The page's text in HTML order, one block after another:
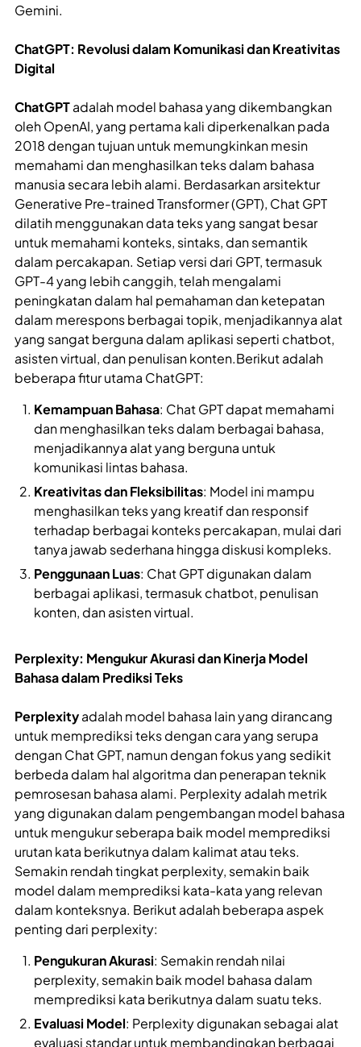
Gemini.
ChatGPT: Revolusi dalam Komunikasi dan Kreativitas
Digital
ChatGPTadalah model bahasa yang dikembangkan
oleh OpenAI, yang pertama kali diperkenalkan pada
2018 dengan tujuan untuk memungkinkan mesin
memahami dan menghasilkan teks dalam bahasa
manusia secara lebih alami. Berdasarkan arsitektur
Generative Pre-trained Transformer (GPT), Chat GPT
dilatih menggunakan data teks yang sangat besar
untuk memahami konteks, sintaks, dan semantik
dalam percakapan. Setiap versi dari GPT, termasuk
GPT-4 yang lebih canggih, telah mengalami
peningkatan dalam hal pemahaman dan ketepatan
dalam merespons berbagai topik, menjadikannya alat
yang sangat berguna dalam aplikasi seperti chatbot,
asisten virtual, dan penulisan konten.Berikut adalah
beberapa fitur utama ChatGPT:
Kemampuan Bahasa: Chat GPT dapat memahami
dan menghasilkan teks dalam berbagai bahasa,
menjadikannya alat yang berguna untuk
komunikasi lintas bahasa.
Kreativitas dan Fleksibilitas: Model ini mampu
menghasilkan teks yang kreatif dan responsif
terhadap berbagai konteks percakapan, mulai dari
tanya jawab sederhana hingga diskusi kompleks.
Penggunaan Luas: Chat GPT digunakan dalam
berbagai aplikasi, termasuk chatbot, penulisan
konten, dan asisten virtual.
Perplexity: Mengukur Akurasi dan Kinerja Model
Bahasa dalam Prediksi Teks
Perplexityadalah model bahasa lain yang dirancang
untuk memprediksi teks dengan cara yang serupa
dengan Chat GPT, namun dengan fokus yang sedikit
berbeda dalam hal algoritma dan penerapan teknik
pemrosesan bahasa alami. Perplexity adalah metrik
yang digunakan dalam pengembangan model bahasa
untuk mengukur seberapa baik model memprediksi
urutan kata berikutnya dalam kalimat atau teks.
Semakin rendah tingkat perplexity, semakin baik
model dalam memprediksi kata-kata yang relevan
dalam konteksnya. Berikut adalah beberapa aspek
penting dari perplexity:
Pengukuran Akurasi: Semakin rendah nilai
perplexity, semakin baik model bahasa dalam
memprediksi kata berikutnya dalam suatu teks.
Evaluasi Model: Perplexity digunakan sebagai alat
evaluasi standar untuk membandingkan berbagai